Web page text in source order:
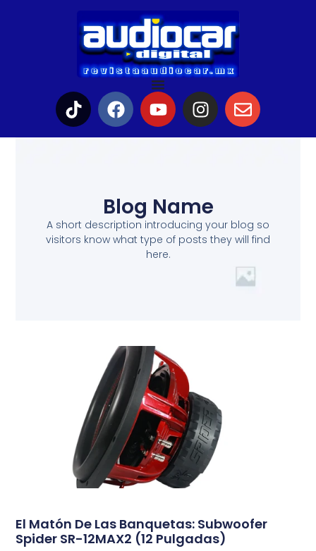
Blog Name
A short description introducing your blog so
visitors know what type of posts they will find
here.
El Matón De Las Banquetas: Subwoofer
Spider SR-12MAX2 (12 Pulgadas)